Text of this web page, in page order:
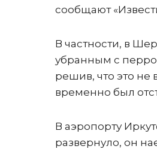
сообщают
В частности, в
убранным с
решив, что это не
временно был
В аэропорту
развернуло, он